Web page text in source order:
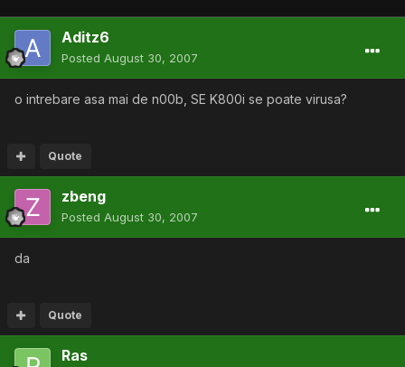
Aditz6
Posted August 30, 2007
o intrebare asa mai de n00b, SE K800i se poate virusa?
Quote
zbeng
Posted August 30, 2007
da
Quote
Ras